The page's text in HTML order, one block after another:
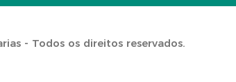
- Todos os direitos reservados.